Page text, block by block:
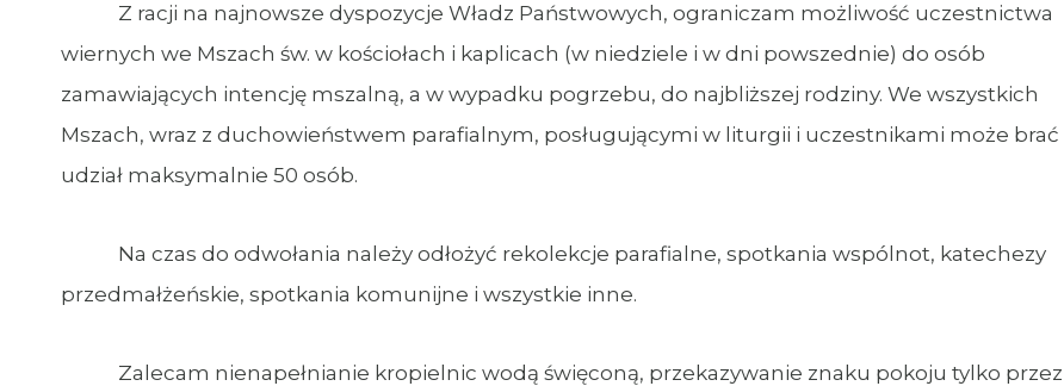
Z racji na najnowsze dyspozycje Władz Państwowych, ograniczam możliwość uczestnictwa
wiernych we Mszach św. w kościołach i kaplicach (w niedziele i w dni powszednie) do osób
zamawiających intencję mszalną, a w wypadku pogrzebu, do najbliższej rodziny. We wszystkich
Mszach, wraz z duchowieństwem parafialnym, posługującymi w liturgii i uczestnikami może brać
udział maksymalnie 50 osób.
Na czas do odwołania należy odłożyć rekolekcje parafialne, spotkania wspólnot, katechezy
przedmałżeńskie, spotkania komunijne i wszystkie inne.
Zalecam nienapełnianie kropielnic wodą święconą, przekazywanie znaku pokoju tylko przez